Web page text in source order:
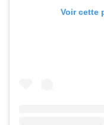
Voir cette